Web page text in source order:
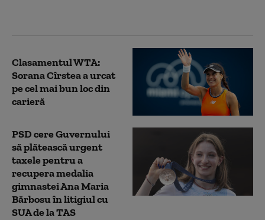
Clasamentul WTA:
Sorana Cîrstea a urcat
pe cel mai bun loc din
carieră
PSD cere Guvernului
să plătească urgent
taxele pentru a
recupera medalia
gimnastei Ana Maria
Bărbosu în litigiul cu
SUA de la TAS